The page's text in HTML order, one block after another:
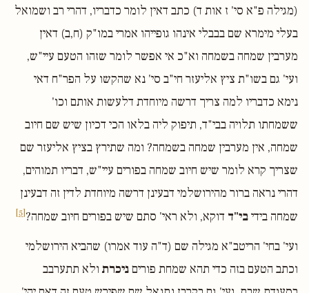
(מגילה פ"א סי' ז אות ד) כתב דאין לומר כדבריו, דהרי רב ושמואל
בעלי מימרא שם בבבלי אינהו גופייהו אמרי במו"ק (ח,ב) דאין
מערבין שמחה בשמחה וא"כ אי אפשר לומר שזהו הטעם עיי"ש,
ועי' גם בשו"ת ציץ אליעזר חי"ב סי' נא שהקשו על הפר"ח דאי
נימא כדבריו למה צריך דרשה מיוחדת דלעשות אותם וכו'
ששמחתו תלויה בבי"ד, תיפוק ליה בלאו הכי דכיון שיש שם חיוב
שמחה, אין מערבין שמחה בשמחה? ומה שתירץ בציץ אליעזר שם
שצריך קרא לומר שיש חיוב שמחה בפורים עיי"ש, דבריו תמוהים,
דהרי נראה ברור מהירושלמי דבעינן דרשה מיוחדת לדין זה דבעינן
שמחה בידיבי"ד דוקא, ולא ראי' סתם שיש בפורים חיוב שמחה?[5]
ועי' בחי' הריטב"א מגילה שם (ד"ה עוד אמרו) שהביא הירושלמי
וכתב הטעם בזה כדי תהא שמחת פוריםניכרת ולא תתערבב